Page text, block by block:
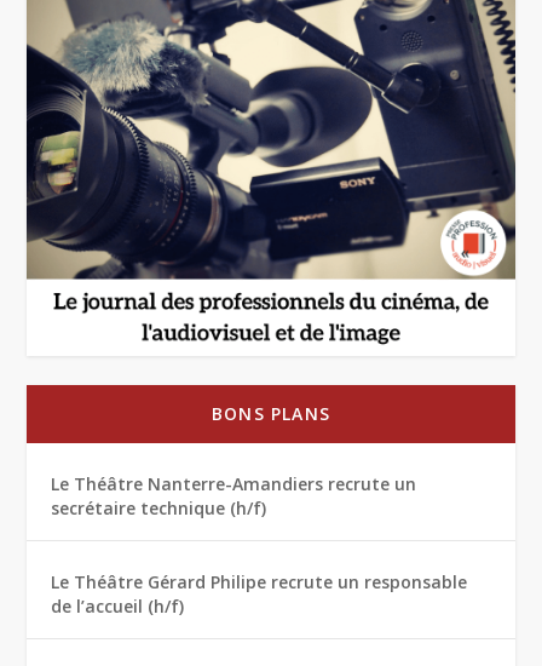
BONS PLANS
Le Théâtre Nanterre-Amandiers recrute un
secrétaire technique (h/f)
Le Théâtre Gérard Philipe recrute un responsable
de l’accueil (h/f)